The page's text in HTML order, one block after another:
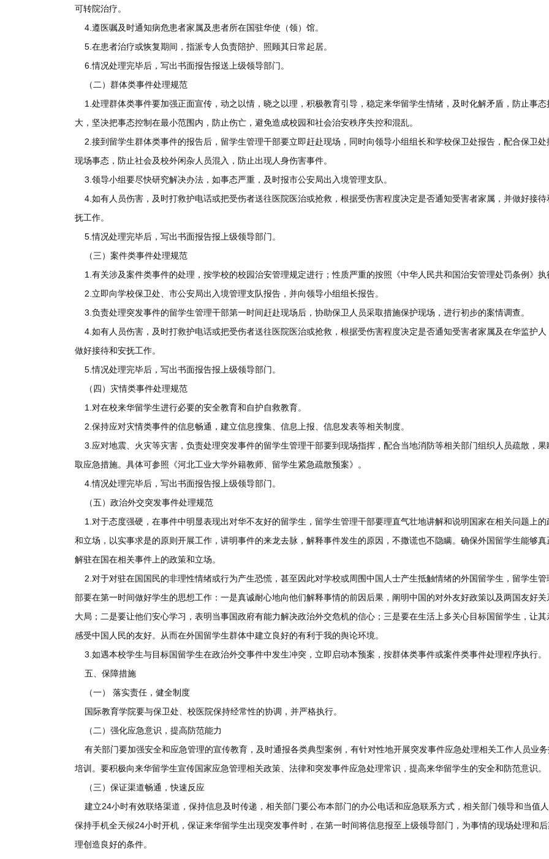
可转院治疗。
4.遵医嘱及时通知病危患者家属及患者所在国驻华使（领）馆。
5.在患者治疗或恢复期间，指派专人负责陪护、照顾其日常起居。
6.情况处理完毕后，写出书面报告报送上级领导部门。
（二）群体类事件处理规范
1.处理群体类事件要加强正面宣传，动之以情，晓之以理，积极教育引导，稳定来华留学生情绪，及时化解矛盾，防止事态
大，坚决把事态控制在最小范围内，防止伤亡，避免造成校园和社会治安秩序失控和混乱。
2.接到留学生群体类事件的报告后，留学生管理干部要立即赶赴现场，同时向领导小组组长和学校保卫处报告，配合保卫处
现场事态，防止社会及校外闲杂人员混入，防止出现人身伤害事件。
3.领导小组要尽快研究解决办法，如事态严重，及时报市公安局出入境管理支队。
4.如有人员伤害，及时打救护电话或把受伤者送往医院医治或抢救，根据受伤害程度决定是否通知受害者家属，并做好接待
抚工作。
5.情况处理完毕后，写出书面报告报上级领导部门。
（三）案件类事件处理规范
1.有关涉及案件类事件的处理，按学校的校园治安管理规定进行；性质严重的按照《中华人民共和国治安管理处罚条例》执
2.立即向学校保卫处、市公安局出入境管理支队报告，并向领导小组组长报告。
3.负责处理突发事件的留学生管理干部第一时间赶赴现场后，协助保卫人员采取措施保护现场，进行初步的案情调查。
4.如有人员伤害，及时打救护电话或把受伤者送往医院医治或抢救，根据受伤害程度决定是否通知受害者家属及在华监护人
做好接待和安抚工作。
5.情况处理完毕后，写出书面报告报上级领导部门。
（四）灾情类事件处理规范
1.对在校来华留学生进行必要的安全教育和自护自救教育。
2.保持应对灾情类事件的信息畅通，建立信息搜集、信息上报、信息发表等相关制度。
3.应对地震、火灾等灾害，负责处理突发事件的留学生管理干部要到现场指挥，配合当地消防等相关部门组织人员疏散，果
取应急措施。具体可参照《河北工业大学外籍教师、留学生紧急疏散预案》。
4.情况处理完毕后，写出书面报告报上级领导部门。
（五）政治外交突发事件处理规范
1.对于态度强硬，在事件中明显表现出对华不友好的留学生，留学生管理干部要理直气壮地讲解和说明国家在相关问题上的
和立场，以实事求是的原则开展工作，讲明事件的来龙去脉，解释事件发生的原因，不撒谎也不隐瞒。确保外国留学生能够真
解驻在国在相关事件上的政策和立场。
2.对于对驻在国国民的非理性情绪或行为产生恐慌，甚至因此对学校或周围中国人士产生抵触情绪的外国留学生，留学生管
部要在第一时间做好学生的思想工作：一是真诚耐心地向他们解释事情的前因后果，阐明中国的对外友好政策以及两国友好关
大局；二是要让他们安心学习，表明当事国政府有能力解决政治外交危机的信心；三是要在生活上多关心目标国留学生，让其
感受中国人民的友好。从而在外国留学生群体中建立良好的有利于我的舆论环境。
3.如遇本校学生与目标国留学生在政治外交事件中发生冲突，立即启动本预案，按群体类事件或案件类事件处理程序执行。
五、保障措施
（一） 落实责任，健全制度
国际教育学院要与保卫处、校医院保持经常性的协调，并严格执行。
（二）强化应急意识，提高防范能力
有关部门要加强安全和应急管理的宣传教育，及时通报各类典型案例，有针对性地开展突发事件应急处理相关工作人员业
培训。要积极向来华留学生宣传国家应急管理相关政策、法律和突发事件应急处理常识，提高来华留学生的安全和防范意识。
（三）保证渠道畅通，快速反应
建立24小时有效联络渠道，保持信息及时传递，相关部门要公布本部门的办公电话和应急联系方式，相关部门领导和当值
保持手机全天候24小时开机，保证来华留学生出现突发事件时，在第一时间将信息报至上级领导部门，为事情的现场处理和后
理创造良好的条件。